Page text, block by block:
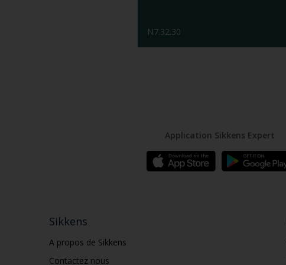
N7.32.30
Application Sikkens Expert
Sikkens
A propos de Sikkens
Contactez nous